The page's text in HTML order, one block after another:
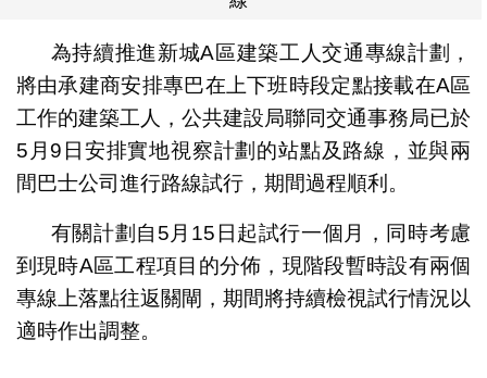
為持續推進新城A區建築工人交通專線計劃，
將由承建商安排專巴在上下班時段定點接載在A區
工作的建築工人，公共建設局聯同交通事務局已於
5月9日安排實地視察計劃的站點及路線，並與兩
間巴士公司進行路線試行，期間過程順利。
有關計劃自5月15日起試行一個月，同時考慮
到現時A區工程項目的分佈，現階段暫時設有兩個
專線上落點往返關閘，期間將持續檢視試行情況以
適時作出調整。